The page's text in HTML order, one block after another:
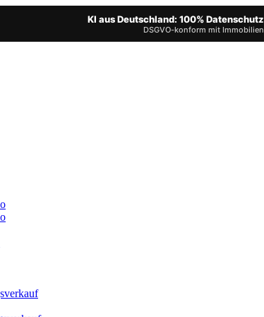
KI aus Deutschland: 100% Datenschutz
DSGVO-konform mit Immobilien